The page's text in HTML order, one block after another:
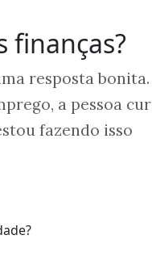
finanças?
resposta bonita.
a pessoa
fazendo isso